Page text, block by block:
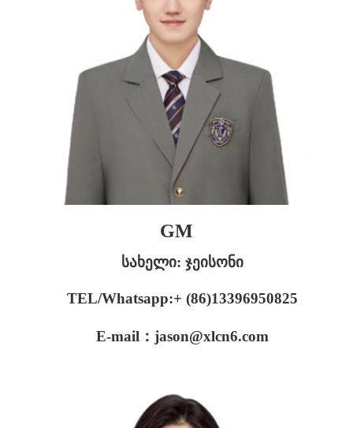
GM
სახელი: ჯეისონი
TEL/Whatsapp:+ (86)13396950825
E-mail：jason@xlcn6.com